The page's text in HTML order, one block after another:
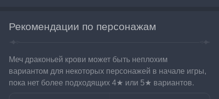
Рекомендации по персонажам
Меч драконьей крови может быть неплохим
вариантом для некоторых персонажей в начале игры,
пока нет более подходящих 4★ или 5★ вариантов.